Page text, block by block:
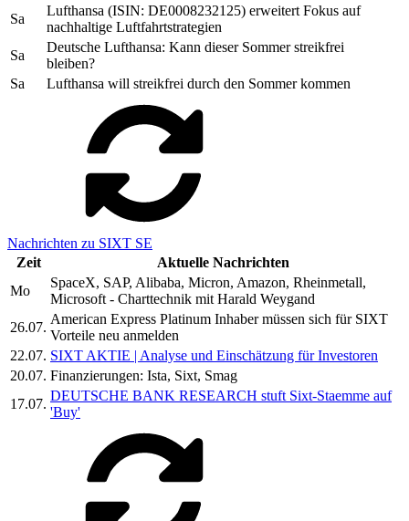
Sa
Lufthansa (ISIN: DE0008232125) erweitert Fokus auf
nachhaltige Luftfahrtstrategien
Sa
Deutsche Lufthansa: Kann dieser Sommer streikfrei
bleiben?
Sa
Lufthansa will streikfrei durch den Sommer kommen
Nachrichten zu SIXT SE
Zeit
Aktuelle Nachrichten
Mo
SpaceX, SAP, Alibaba, Micron, Amazon, Rheinmetall,
Microsoft - Charttechnik mit Harald Weygand
26.07.
American Express Platinum Inhaber müssen sich für SIXT
Vorteile neu anmelden
22.07. SIXT AKTIE | Analyse und Einschätzung für Investoren
20.07. Finanzierungen: Ista, Sixt, Smag
17.07.
DEUTSCHE BANK RESEARCH stuft Sixt-Staemme auf
'Buy'